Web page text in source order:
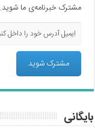
مشترک خبرنامه‌ی ما شوید.
بایگانی